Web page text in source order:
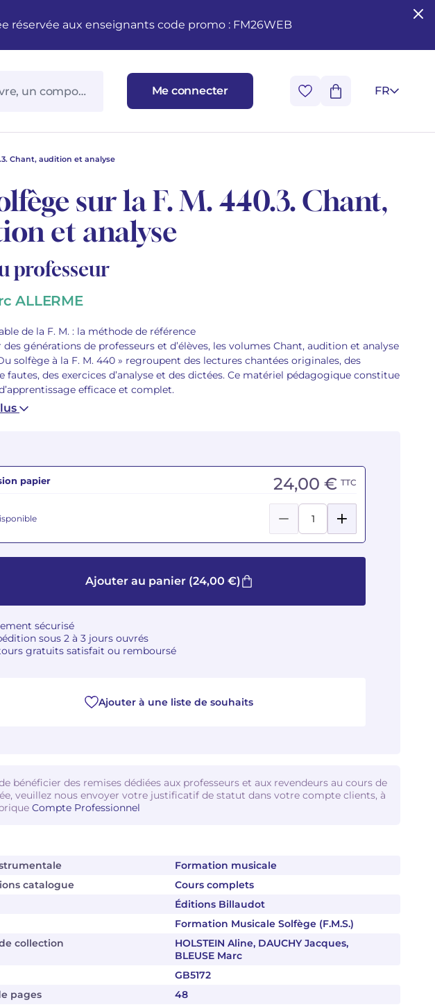
réservée aux enseignants code promo : FM26WEB
Me connecter FR
Chant, audition et analyse
sur la F. M. 440.3. Chant,
et analyse
professeur
ALLERME
de la F. M. : la méthode de référence
des générations de professeurs et d’élèves, les volumes Chant, audition et analyse
solfège à la F. M. 440 » regroupent des lectures chantées originales, des
fautes, des exercices d’analyse et des dictées. Ce matériel pédagogique constitue
efficace et complet.
Formation musicale
catalogue
Cours complets
Éditions Billaudot
Formation Musicale Solfège (F.M.S.)
collection
HOLSTEIN Aline, DAUCHY Jacques,
BLEUSE Marc
GB5172
pages
48
papier 24,00 € TTC
Ajouter au panier(24,00 €)
sécurisé
sous 2 à 3 jours ouvrés
gratuits satisfait ou remboursé
Ajouter à une liste de souhaits
bénéficier des remises dédiées aux professeurs et aux revendeurs au cours de
veuillez nous envoyer votre justificatif de statut dans votre compte clients, à
Compte Professionnel